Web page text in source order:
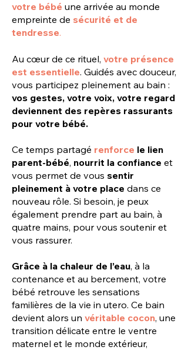
votre bébé une arrivée au monde
empreinte de sécurité et de
tendresse.
Au cœur de ce rituel, votre présence
est essentielle. Guidés avec douceur,
vous participez pleinement au bain :
vos gestes, votre voix, votre regard
deviennent des repères rassurants
pour votre bébé.
Ce temps partagé renforce le lien
parent-bébé, nourrit la confiance et
vous permet de vous sentir
pleinement à votre place dans ce
nouveau rôle. Si besoin, je peux
également prendre part au bain, à
quatre mains, pour vous soutenir et
vous rassurer.
Grâce à la chaleur de l’eau, à la
contenance et au bercement, votre
bébé retrouve les sensations
familières de la vie in utero. Ce bain
devient alors un véritable cocon, une
transition délicate entre le ventre
maternel et le monde extérieur,